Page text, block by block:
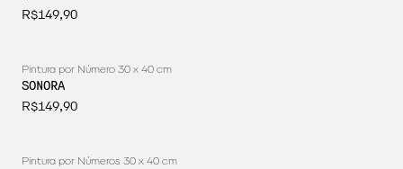
R$149,90
Pintura por Número 30 x 40 cm
SONORA
R$149,90
Pintura por Números 30 x 40 cm